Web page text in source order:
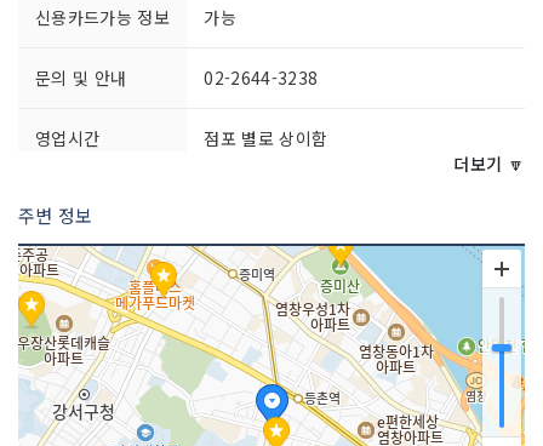
신용카드가능 정보 가능
문의 및 안내 02-2644-3238
영업시간 점포 별로 상이함
화장실 설명 있음
판매 품목 농수산물 / 생활잡화 / 패션잡화 / 의류 등
더보기 🔽
주변 정보